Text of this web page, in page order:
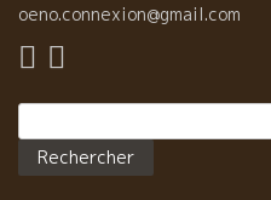
oeno.connexion@gmail.com